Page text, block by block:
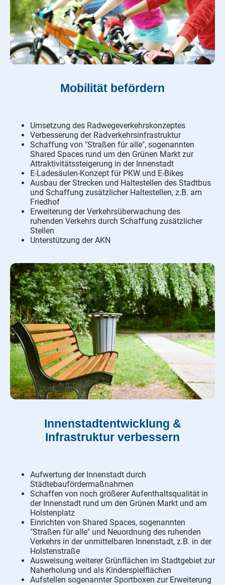
Mobilität befördern
Umsetzung des Radwegeverkehrskonzeptes
Verbesserung der Radverkehrsinfrastruktur
Schaffung von "Straßen für alle", sogenannten
Shared Spaces rund um den Grünen Markt zur
Attraktivitätssteigerung in der Innenstadt
E-Ladesäulen-Konzept für PKW und E-Bikes
Ausbau der Strecken und Haltestellen des Stadtbus
und Schaffung zusätzlicher Haltestellen, z.B. am
Friedhof
Erweiterung der Verkehrsüberwachung des
ruhenden Verkehrs durch Schaffung zusätzlicher
Stellen
Unterstützung der AKN
Innenstadtentwicklung &
Infrastruktur verbessern
Aufwertung der Innenstadt durch
Städtebaufördermaßnahmen
Schaffen von noch größerer Aufenthaltsqualität in
der Innenstadt rund um den Grünen Markt und am
Holstenplatz
Einrichten von Shared Spaces, sogenannten
"Straßen für alle" und Neuordnung des ruhenden
Verkehrs in der unmittelbaren Innenstadt, z.B. in der
Holstenstraße
Ausweisung weiterer Grünflächen im Stadtgebiet zur
Naherholung und als Kinderspielflächen
Aufstellen sogenannter Sportboxen zur Erweiterung